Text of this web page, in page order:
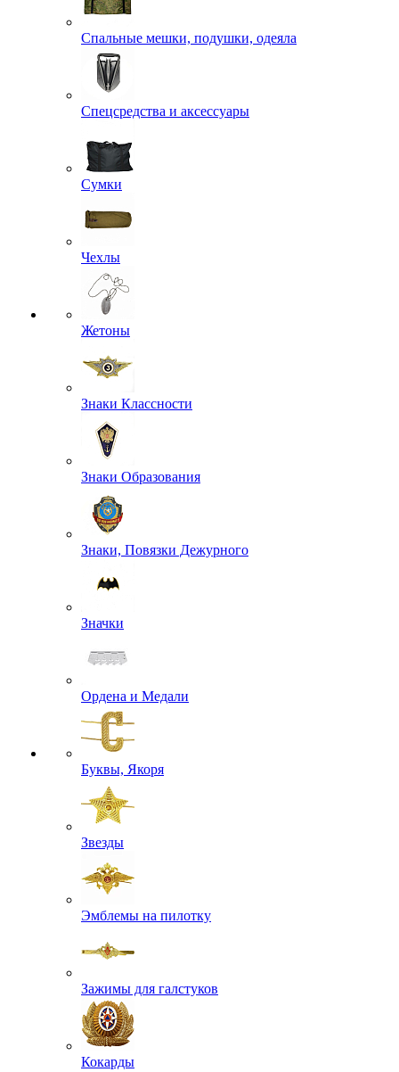
Спальные мешки, подушки, одеяла
Спецсредства и аксессуары
Сумки
Чехлы
Жетоны
Знаки Классности
Знаки Образования
Знаки, Повязки Дежурного
Значки
Ордена и Медали
Буквы, Якоря
Звезды
Эмблемы на пилотку
Зажимы для галстуков
Кокарды